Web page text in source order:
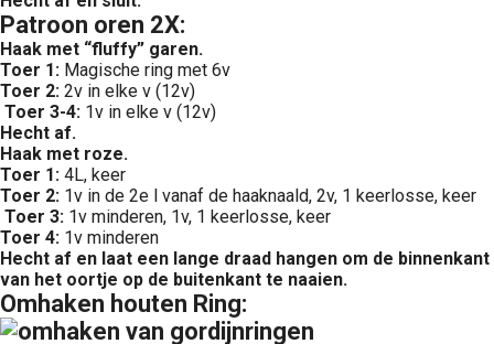
Patroon oren 2X:
Haak met “fluffy” garen.
Toer 1: Magische ring met 6v
Toer 2: 2v in elke v (12v)
Toer 3-4: 1v in elke v (12v)
Hecht af.
Haak met roze.
Toer 1: 4L, keer
Toer 2: 1v in de 2e l vanaf de haaknaald, 2v, 1 keerlosse, keer
Toer 3: 1v minderen, 1v, 1 keerlosse, keer
Toer 4: 1v minderen
Hecht af en laat een lange draad hangen om de binnenkant
van het oortje op de buitenkant te naaien.
Omhaken houten Ring: